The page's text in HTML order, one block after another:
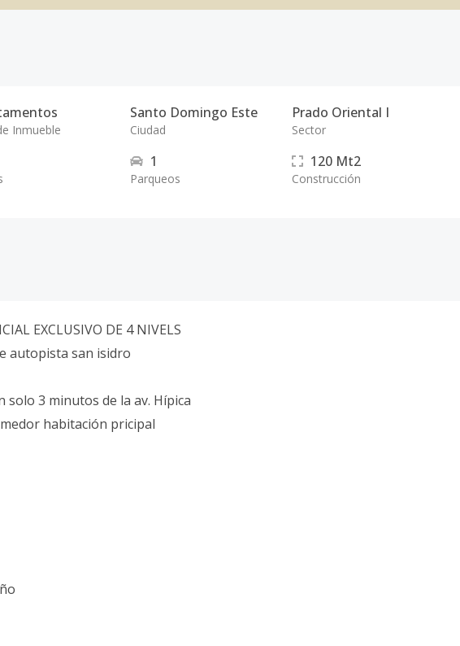
Inmueble
Santo Domingo Este
Ciudad
Prado Oriental I
Sector
1
Parqueos
120 Mt2
Construcción
EXCLUSIVO DE 4 NIVELS
autopista san isidro
solo 3 minutos de la av. Hípica
habitación pricipal